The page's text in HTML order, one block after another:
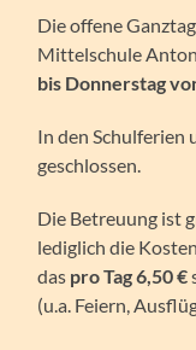
Die offene
Mittelschule
bis Donnerstag
In den Schulferien
geschlossen.
Die Betreuung ist
lediglich die
das pro Tag 6,50 €
(u.a. Feiern,